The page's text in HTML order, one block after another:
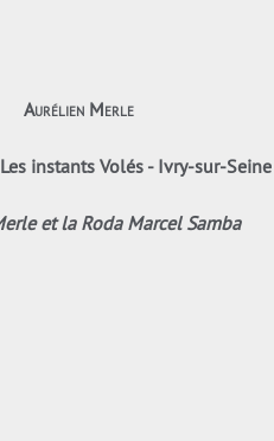
Aurélien Merle
instants Volés - Ivry-sur-
et la Roda Marcel Samba